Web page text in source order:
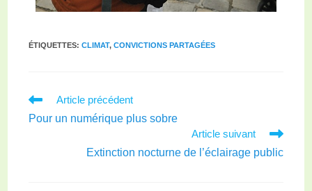
ÉTIQUETTES:CLIMAT, CONVICTIONS PARTAGÉES
Article précédent
Pour un numérique plus sobre
Article suivant
Extinction nocturne de l’éclairage public